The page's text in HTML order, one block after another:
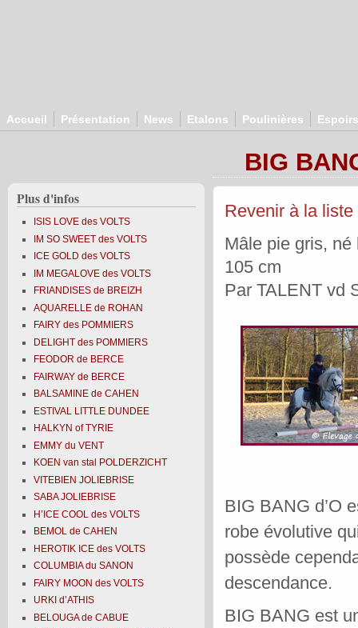
Accueil Présentation News Etalons Poulinières Espoirs
Plus d'infos
ISIS LOVE des VOLTS
IM SO SWEET des VOLTS
ICE GOLD des VOLTS
IM MEGALOVE des VOLTS
FRIANDISES de BREIZH
AQUARELLE de ROHAN
FAIRY des POMMIERS
DELIGHT des POMMIERS
FEODOR de BERCE
FAIRWAY de BERCE
BALSAMINE de CAHEN
ESTIVAL LITTLE DUNDEE
HALKYN of TYRIE
EMMY du VENT
KOEN van stal POLDERZICHT
VITEBIEN JOLIEBRISE
SABA JOLIEBRISE
H’ICE COOL des VOLTS
BEMOL de CAHEN
HEROTIK ICE des VOLTS
COLUMBIA du SANON
FAIRY MOON des VOLTS
URKI d’ATHIS
BELOUGA de CABUE
BIG
Revenir à la liste
Mâle pie gris,
105 cm
Par TALENT vd
BIG BANG d’O
robe évolutive
possède
descendance.
BIG BANG est